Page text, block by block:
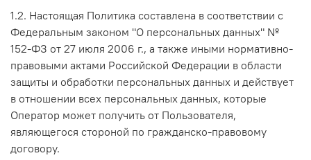
1.2. Настоящая Политика составлена в соответствии с
Федеральным законом "О персональных данных" №
152-ФЗ от 27 июля 2006 г., а также иными нормативно-
правовыми актами Российской Федерации в области
защиты и обработки персональных данных и действует
в отношении всех персональных данных, которые
Оператор может получить от Пользователя,
являющегося стороной по гражданско-правовому
договору.